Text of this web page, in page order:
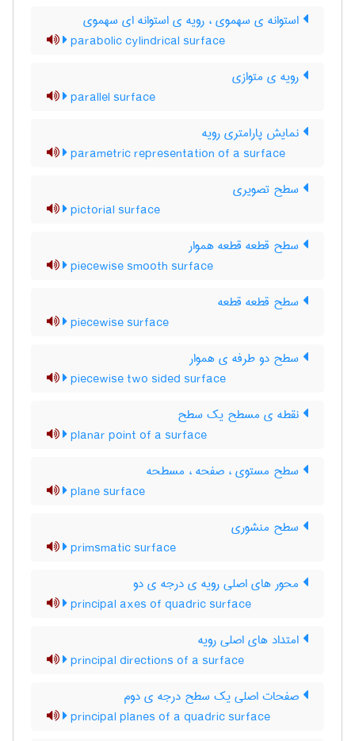
استوانه ی سهموی ، رویه ی استوانه ای سهموی
parabolic cylindrical surface
رویه ی متوازی
parallel surface
نمایش پارامتری رویه
parametric representation of a surface
سطح تصویری
pictorial surface
سطح قطعه قطعه هموار
piecewise smooth surface
سطح قطعه قطعه
piecewise surface
سطح دو طرفه ی هموار
piecewise two sided surface
نقطه ی مسطح یک سطح
planar point of a surface
سطح مستوی ، صفحه ، مسطحه
plane surface
سطح منشوری
primsmatic surface
محور های اصلی رویه ی درجه ی دو
principal axes of quadric surface
امتداد های اصلی رویه
principal directions of a surface
صفحات اصلی یک سطح درجه ی دوم
principal planes of a quadric surface